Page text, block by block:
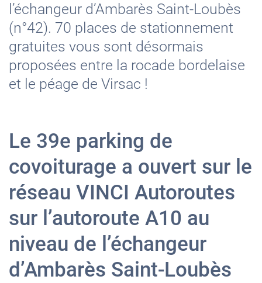
l’échangeur d’Ambarès Saint-Loubès
(n°42). 70 places de stationnement
gratuites vous sont désormais
proposées entre la rocade bordelaise
et le péage de Virsac !
Le 39e parking de
covoiturage a ouvert sur le
réseau VINCI Autoroutes
sur l’autoroute A10 au
niveau de l’échangeur
d’Ambarès Saint-Loubès